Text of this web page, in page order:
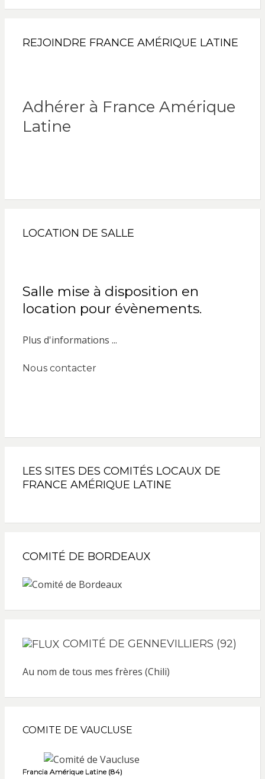
REJOINDRE FRANCE AMÉRIQUE LATINE
Adhérer à France Amérique
Latine
LOCATION DE SALLE
Salle mise à disposition en
location pour évènements.
Plus d'informations ...
Nous contacter
LES SITES DES COMITÉS LOCAUX DE
FRANCE AMÉRIQUE LATINE
COMITÉ DE BORDEAUX
COMITÉ DE GENNEVILLIERS (92)
Au nom de tous mes frères (Chili)
COMITE DE VAUCLUSE
Francia Amérique Latine (84)